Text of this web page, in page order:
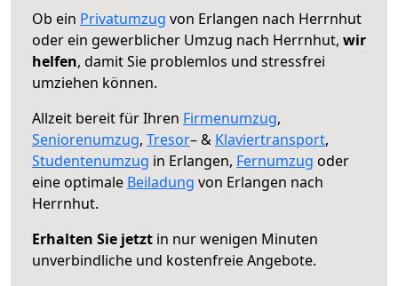
Ob ein Privatumzug von Erlangen nach Herrnhut
oder ein gewerblicher Umzug nach Herrnhut, wir
helfen, damit Sie problemlos und stressfrei
umziehen können.
Allzeit bereit für Ihren Firmenumzug,
Seniorenumzug, Tresor– & Klaviertransport,
Studentenumzug in Erlangen, Fernumzug oder
eine optimale Beiladung von Erlangen nach
Herrnhut.
Erhalten Sie jetzt in nur wenigen Minuten
unverbindliche und kostenfreie Angebote.